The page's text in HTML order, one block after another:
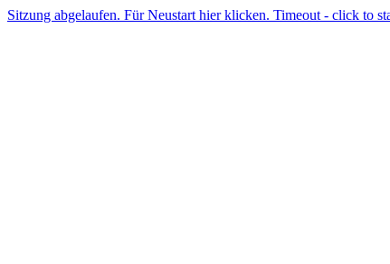
Sitzung abgelaufen. Für Neustart hier klicken. Timeout - click to